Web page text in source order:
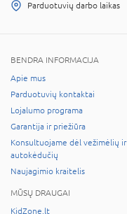
Parduotuvių darbo laikas
BENDRA INFORMACIJA
Apie mus
Parduotuvių kontaktai
Lojalumo programa
Garantija ir priežiūra
Konsultuojame dėl vežimėlių ir
autokėdučių
Naujagimio kraitelis
MŪSŲ DRAUGAI
KidZone.lt